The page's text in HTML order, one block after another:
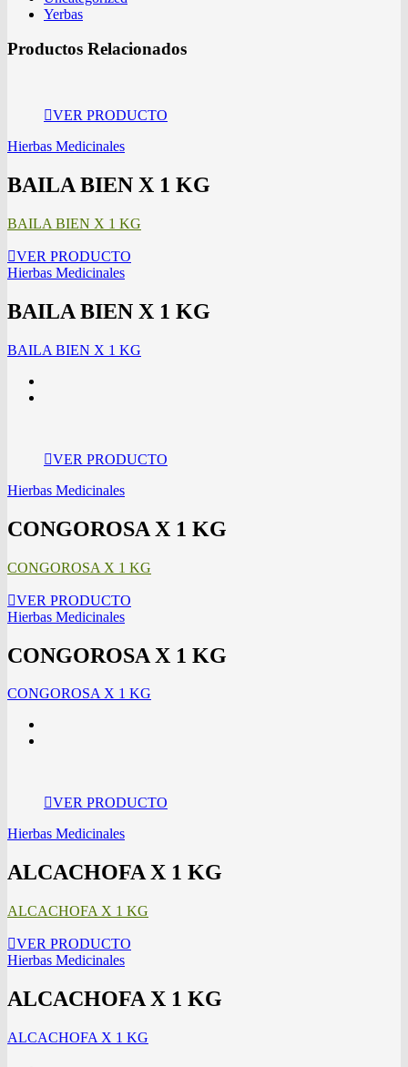
Yerbas
Productos Relacionados
VER PRODUCTO
Hierbas Medicinales
BAILA BIEN X 1 KG
BAILA BIEN X 1 KG
VER PRODUCTO
Hierbas Medicinales
BAILA BIEN X 1 KG
BAILA BIEN X 1 KG
VER PRODUCTO
Hierbas Medicinales
CONGOROSA X 1 KG
CONGOROSA X 1 KG
VER PRODUCTO
Hierbas Medicinales
CONGOROSA X 1 KG
CONGOROSA X 1 KG
VER PRODUCTO
Hierbas Medicinales
ALCACHOFA X 1 KG
ALCACHOFA X 1 KG
VER PRODUCTO
Hierbas Medicinales
ALCACHOFA X 1 KG
ALCACHOFA X 1 KG